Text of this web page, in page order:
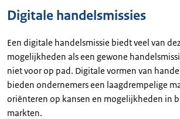
Digitale handelsmissies
Een digitale handelsmissie biedt veel van
mogelijkheden als een gewone
niet voor op pad. Digitale vormen van
bieden ondernemers een laagdrempelige
oriënteren op kansen en mogelijkheden in
markten.